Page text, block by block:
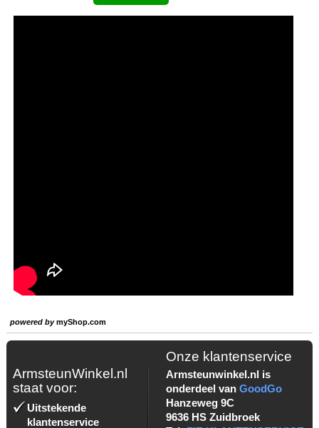
powered bymyShop.com
ArmsteunWinkel.nl
staat voor:
Uitstekende
klantenservice
Onze klantenservice
Armsteunwinkel.nl is
onderdeel van GoodGo
Hanzeweg 9C
9636 HS Zuidbroek